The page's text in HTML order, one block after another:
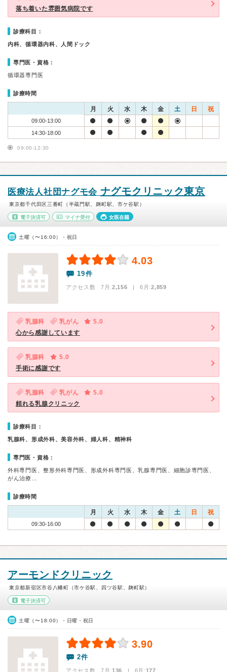
落ち着いた雰囲気病院です
診療科目：
内科、循環器内科、人間ドック
専門医・資格：
循環器専門医
診療時間
月 火 水 木 金 土 日 祝
09:00-13:00
14:30-18:00
09:00-12:30
医療法人社団ナグモ会 ナグモクリニック東京
東京都千代田区三番町（半蔵門駅、麹町駅、市ケ谷駅）
電子決済可 マイナ受付 女医在籍
土曜（〜16:00）・祝日
4.03
19件
アクセス数 7月:2,156 | 6月:2,859
乳腺科 乳がん
5.0
心から感謝しています
乳腺科
5.0
手術に感謝です
乳腺科 乳がん
5.0
頼れる乳腺クリニック
診療科目：
乳腺科、形成外科、美容外科、婦人科、精神科
専門医・資格：
外科専門医、整形外科専門医、形成外科専門医、乳腺専門医、細胞診専門医、
がん治療…
診療時間
月 火 水 木 金 土 日 祝
09:30-16:00
アーモンドクリニック
東京都新宿区市谷八幡町（市ケ谷駅、四ツ谷駅、麹町駅）
電子決済可
土曜（〜18:00）・日曜・祝日
3.90
2件
アクセス数 7月:136 | 6月:177